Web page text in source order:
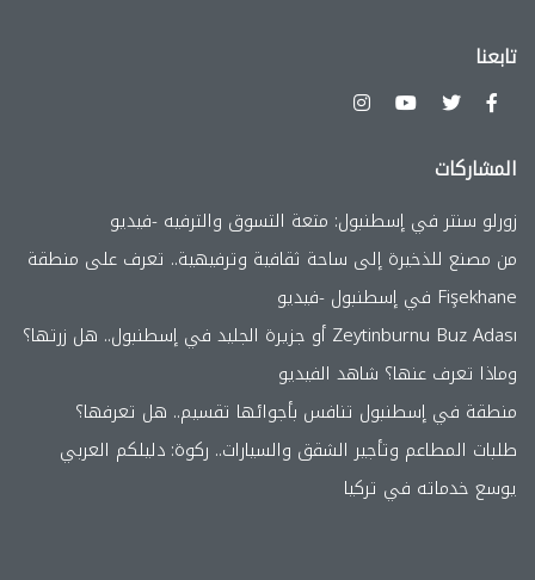
تابعنا
المشاركات
زورلو سنتر في إسطنبول: متعة التسوق والترفيه -فيديو
من مصنع للذخيرة إلى ساحة ثقافية وترفيهية.. تعرف على منطقة
Fişekhane في إسطنبول -فيديو
Zeytinburnu Buz Adası أو جزيرة الجليد في إسطنبول.. هل زرتها؟
وماذا تعرف عنها؟ شاهد الفيديو
منطقة في إسطنبول تنافس بأجوائها تقسيم.. هل تعرفها؟
طلبات المطاعم وتأجير الشقق والسيارات.. ركوة: دليلكم العربي
يوسع خدماته في تركيا